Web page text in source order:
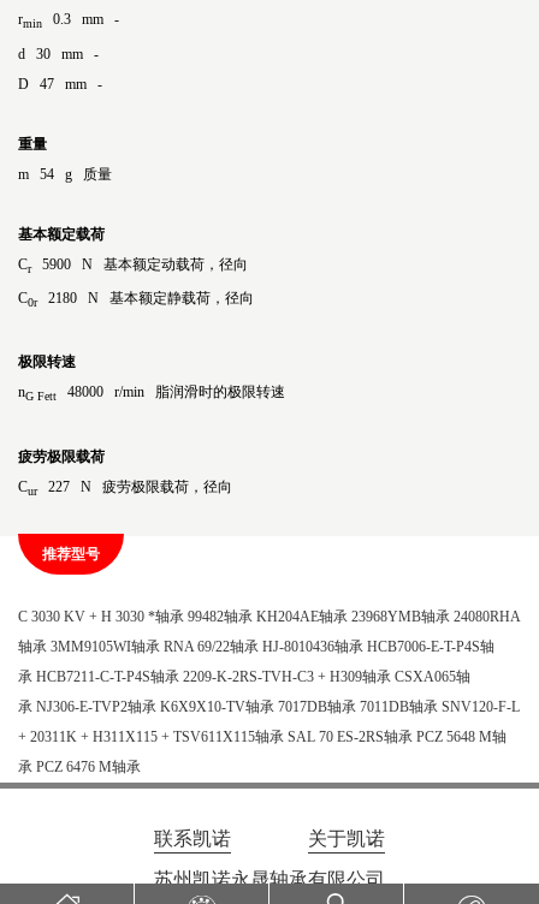
rmin 0.3 mm -
d 30 mm -
D 47 mm -
重量
m 54 g 质量
基本额定载荷
Cr5900 N 基本额定动载荷，径向
C0r2180 N 基本额定静载荷，径向
极限转速
nG Fett 48000 r/min 脂润滑时的极限转速
疲劳极限载荷
Cur227 N 疲劳极限载荷，径向
推荐型号
C 3030 KV + H 3030 *轴承 99482轴承 KH204AE轴承 23968YMB轴承 24080RHA
轴承 3MM9105WI轴承 RNA 69/22轴承 HJ-8010436轴承 HCB7006-E-T-P4S轴
承 HCB7211-C-T-P4S轴承 2209-K-2RS-TVH-C3 + H309轴承 CSXA065轴
承 NJ306-E-TVP2轴承 K6X9X10-TV轴承 7017DB轴承 7011DB轴承 SNV120-F-L
+ 20311K + H311X115 + TSV611X115轴承 SAL 70 ES-2RS轴承 PCZ 5648 M轴
承 PCZ 6476 M轴承
联系凯诺
关于凯诺
苏州凯诺永晟轴承有限公司